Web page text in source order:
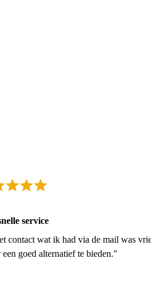
service
contact wat ik had via de mail was
goed alternatief te bieden."